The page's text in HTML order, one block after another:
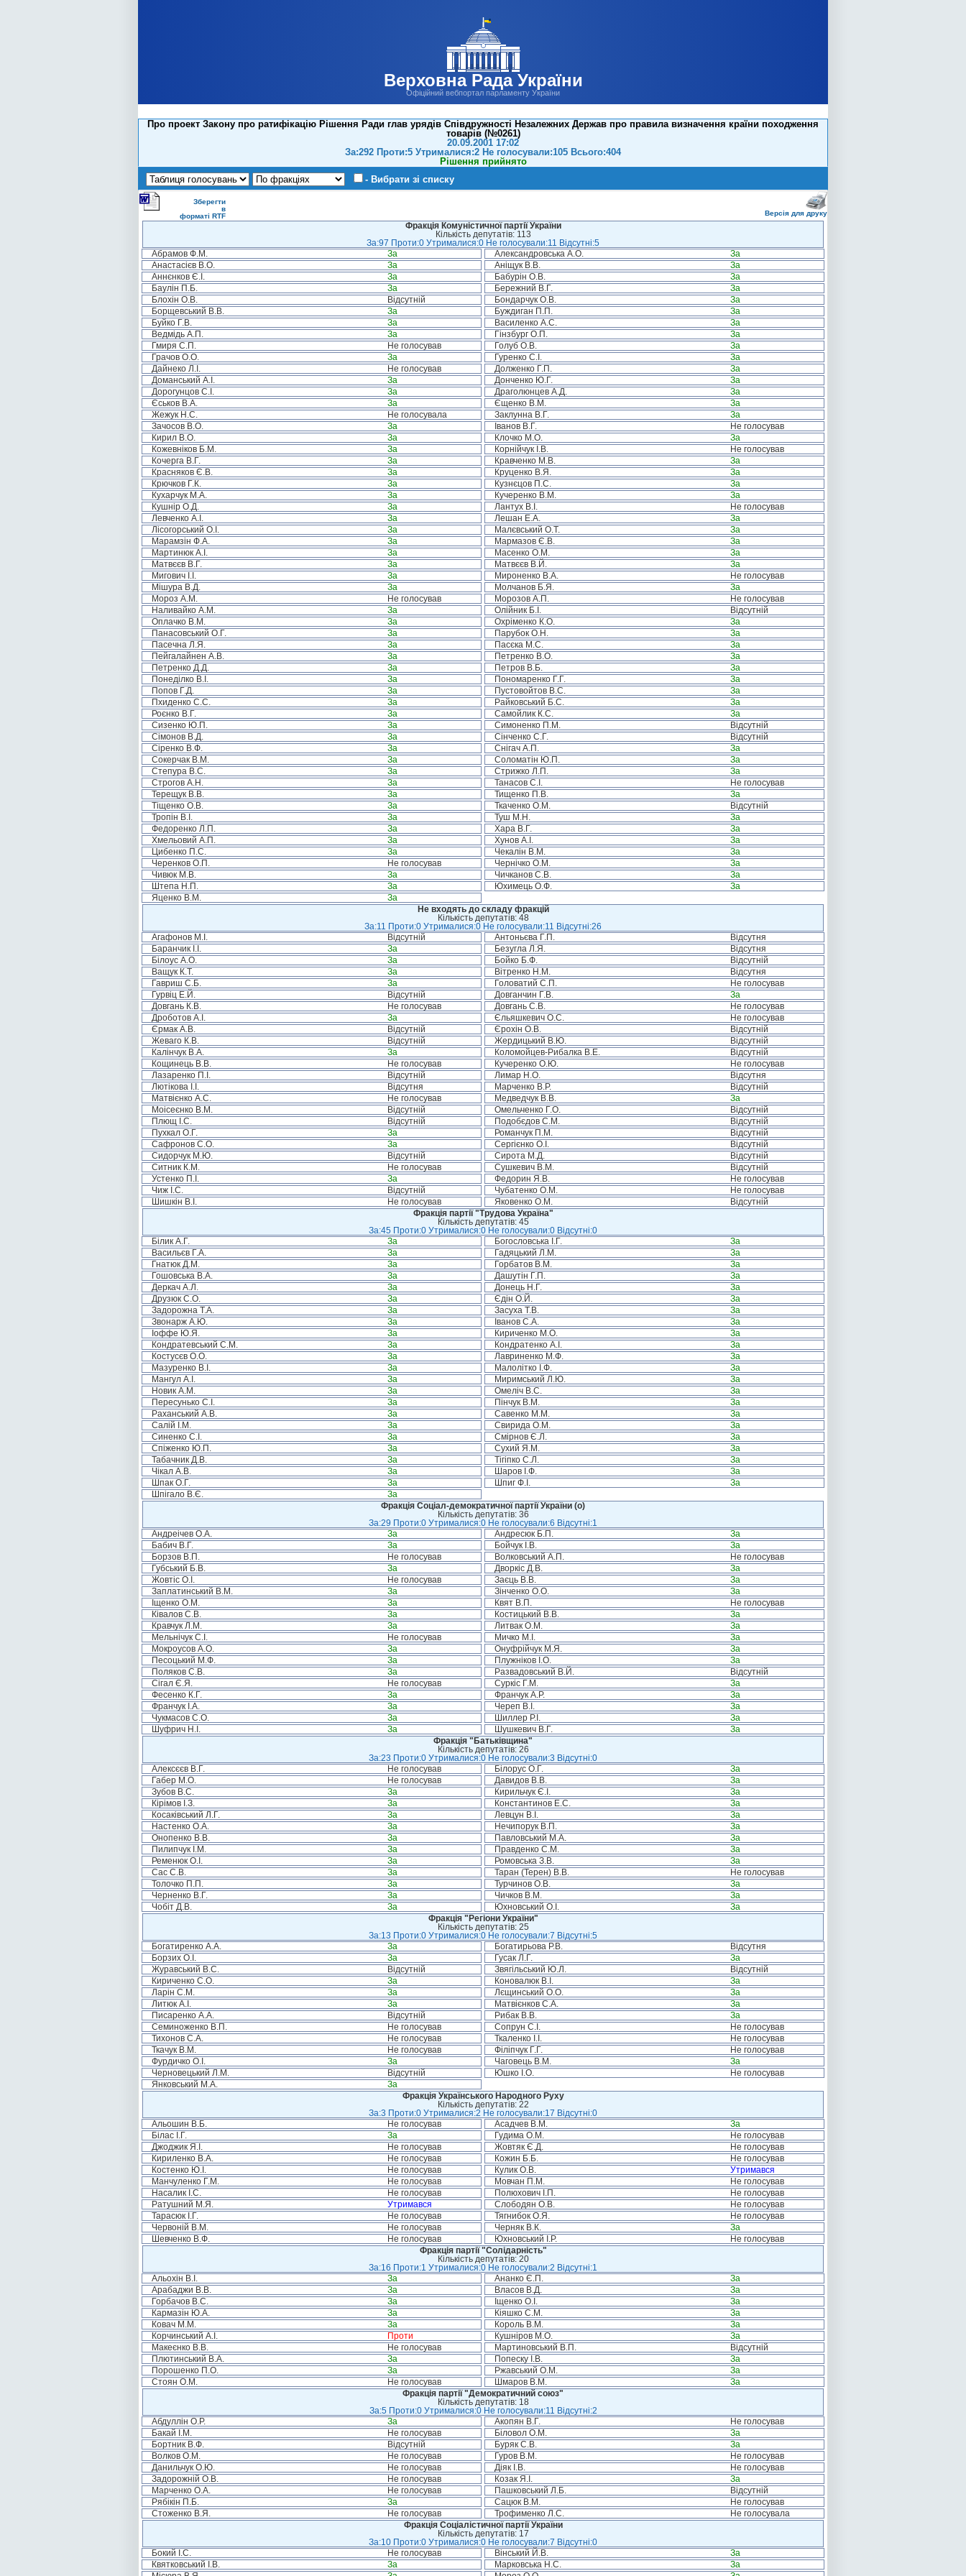
Верховна Рада України
Офіційний вебпортал парламенту України
Про проект Закону про ратифікацію Рішення Ради глав урядів Співдружності Незалежних Держав про правила визначення країни походження
товарів (№0261)
20.09.2001 17:02
За:292 Проти:5 Утрималися:2 Не голосували:105 Всього:404
Рішення прийнято
- Вибрати зі списку
Зберегти
в
форматі RTF
Версія для друку
Фракція Комуністичної партії України
Кількість депутатів: 113
За:97 Проти:0 Утрималися:0 Не голосували:11 Відсутні:5
Абрамов Ф.М.
За Александровська А.О.
За
Анастасієв В.О.
За Аніщук В.В.
За
Аннєнков Є.І.
За Бабурін О.В.
За
Баулін П.Б.
За Бережний В.Г.
За
Блохін О.В.
Відсутній Бондарчук О.В.
За
Борщевський В.В.
За Буждиган П.П.
За
Буйко Г.В.
За Василенко А.С.
За
Ведмідь А.П.
За Гінзбург О.П.
За
Гмиря С.П.
Не голосував Голуб О.В.
За
Грачов О.О.
За Гуренко С.І.
За
Дайнеко Л.І.
Не голосував Долженко Г.П.
За
Доманський А.І.
За Донченко Ю.Г.
За
Дорогунцов С.І.
За Драголюнцев А.Д.
За
Єськов В.А.
За Єщенко В.М.
За
Жежук Н.С.
Не голосувала Заклунна В.Г.
За
Зачосов В.О.
За Іванов В.Г.
Не голосував
Кирил В.О.
За Клочко М.О.
За
Кожевніков Б.М.
За Корнійчук І.В.
Не голосував
Кочерга В.Г.
За Кравченко М.В.
За
Красняков Є.В.
За Круценко В.Я.
За
Крючков Г.К.
За Кузнєцов П.С.
За
Кухарчук М.А.
За Кучеренко В.М.
За
Кушнір О.Д.
За Лантух В.І.
Не голосував
Левченко А.І.
За Лешан Е.А.
За
Лісогорський О.І.
За Малєвський О.Т.
За
Марамзін Ф.А.
За Мармазов Є.В.
За
Мартинюк А.І.
За Масенко О.М.
За
Матвєєв В.Г.
За Матвєєв В.Й.
За
Мигович І.І.
За Мироненко В.А.
Не голосував
Мішура В.Д.
За Молчанов Б.Я.
За
Мороз А.М.
Не голосував Морозов А.П.
Не голосував
Наливайко А.М.
За Олійник Б.І.
Відсутній
Оплачко В.М.
За Охріменко К.О.
За
Панасовський О.Г.
За Парубок О.Н.
За
Пасечна Л.Я.
За Пасєка М.С.
За
Пейгалайнен А.В.
За Петренко В.О.
За
Петренко Д.Д.
За Петров В.Б.
За
Понеділко В.І.
За Пономаренко Г.Г.
За
Попов Г.Д.
За Пустовойтов В.С.
За
Пхиденко С.С.
За Райковський Б.С.
За
Роєнко В.Г.
За Самойлик К.С.
За
Сизенко Ю.П.
За Симоненко П.М.
Відсутній
Сімонов В.Д.
За Сінченко С.Г.
Відсутній
Сіренко В.Ф.
За Снігач А.П.
За
Сокерчак В.М.
За Соломатін Ю.П.
За
Степура В.С.
За Стрижко Л.П.
За
Строгов А.Н.
За Танасов С.І.
Не голосував
Терещук В.В.
За Тищенко П.В.
За
Тіщенко О.В.
За Ткаченко О.М.
Відсутній
Тропін В.І.
За Туш М.Н.
За
Федоренко Л.П.
За Хара В.Г.
За
Хмельовий А.П.
За Хунов А.І.
За
Цибенко П.С.
За Чекалін В.М.
За
Черенков О.П.
Не голосував Чернічко О.М.
За
Чивюк М.В.
За Чичканов С.В.
За
Штепа Н.П.
За Юхимець О.Ф.
За
Яценко В.М.
За
Не входять до складу фракцій
Кількість депутатів: 48
За:11 Проти:0 Утрималися:0 Не голосували:11 Відсутні:26
Агафонов М.І.
Відсутній Антоньєва Г.П.
Відсутня
Баранчик І.І.
За Безугла Л.Я.
Відсутня
Білоус А.О.
За Бойко Б.Ф.
Відсутній
Ващук К.Т.
За Вітренко Н.М.
Відсутня
Гавриш С.Б.
За Головатий С.П.
Не голосував
Гурвіц Е.Й.
Відсутній Довганчин Г.В.
За
Довгань К.В.
Не голосував Довгань С.В.
Не голосував
Дроботов А.І.
За Єльяшкевич О.С.
Не голосував
Єрмак А.В.
Відсутній Єрохін О.В.
Відсутній
Жеваго К.В.
Відсутній Жердицький В.Ю.
Відсутній
Калінчук В.А.
За Коломойцев-Рибалка В.Е.
Відсутній
Кощинець В.В.
Не голосував Кучеренко О.Ю.
Не голосував
Лазаренко П.І.
Відсутній Лимар Н.О.
Відсутня
Лютікова І.І.
Відсутня Марченко В.Р.
Відсутній
Матвієнко А.С.
Не голосував Медведчук В.В.
За
Моісеєнко В.М.
Відсутній Омельченко Г.О.
Відсутній
Плющ І.С.
Відсутній Подобєдов С.М.
Відсутній
Пухкал О.Г.
За Романчук П.М.
Відсутній
Сафронов С.О.
За Сергієнко О.І.
Відсутній
Сидорчук М.Ю.
Відсутній Сирота М.Д.
Відсутній
Ситник К.М.
Не голосував Сушкевич В.М.
Відсутній
Устенко П.І.
За Федорин Я.В.
Не голосував
Чиж І.С.
Відсутній Чубатенко О.М.
Не голосував
Шишкін В.І.
Не голосував Яковенко О.М.
Відсутній
Фракція партії "Трудова Україна"
Кількість депутатів: 45
За:45 Проти:0 Утрималися:0 Не голосували:0 Відсутні:0
Білик А.Г.
За Богословська І.Г.
За
Васильєв Г.А.
За Гадяцький Л.М.
За
Гнатюк Д.М.
За Горбатов В.М.
За
Гошовська В.А.
За Дашутін Г.П.
За
Деркач А.Л.
За Донець Н.Г.
За
Друзюк С.О.
За Єдін О.Й.
За
Задорожна Т.А.
За Засуха Т.В.
За
Звонарж А.Ю.
За Іванов С.А.
За
Іоффе Ю.Я.
За Кириченко М.О.
За
Кондратевський С.М.
За Кондратенко А.І.
За
Костусєв О.О.
За Лавриненко М.Ф.
За
Мазуренко В.І.
За Малолітко І.Ф.
За
Мангул А.І.
За Миримський Л.Ю.
За
Новик А.М.
За Омеліч В.С.
За
Пересунько С.І.
За Пінчук В.М.
За
Раханський А.В.
За Савенко М.М.
За
Салій І.М.
За Свирида О.М.
За
Синенко С.І.
За Смірнов Є.Л.
За
Спіженко Ю.П.
За Сухий Я.М.
За
Табачник Д.В.
За Тігіпко С.Л.
За
Чікал А.В.
За Шаров І.Ф.
За
Шпак О.Г.
За Шпиг Ф.І.
За
Шпігало В.Є.
За
Фракція Соціал-демократичної партії України (о)
Кількість депутатів: 36
За:29 Проти:0 Утрималися:0 Не голосували:6 Відсутні:1
Андреічев О.А.
За Андресюк Б.П.
За
Бабич В.Г.
За Бойчук І.В.
За
Борзов В.П.
Не голосував Волковський А.П.
Не голосував
Губський Б.В.
За Дворкіс Д.В.
За
Жовтіс О.І.
Не голосував Заєць В.В.
За
Заплатинський В.М.
За Зінченко О.О.
За
Іщенко О.М.
За Квят В.П.
Не голосував
Ківалов С.В.
За Костицький В.В.
За
Кравчук Л.М.
За Литвак О.М.
За
Мельнічук С.І.
Не голосував Мичко М.І.
За
Мокроусов А.О.
За Онуфрійчук М.Я.
За
Песоцький М.Ф.
За Плужніков І.О.
За
Поляков С.В.
За Развадовський В.Й.
Відсутній
Сігал Є.Я.
Не голосував Суркіс Г.М.
За
Фесенко К.Г.
За Франчук А.Р.
За
Франчук І.А.
За Череп В.І.
За
Чукмасов С.О.
За Шиллер Р.І.
За
Шуфрич Н.І.
За Шушкевич В.Г.
За
Фракція "Батьківщина"
Кількість депутатів: 26
За:23 Проти:0 Утрималися:0 Не голосували:3 Відсутні:0
Алексєєв В.Г.
Не голосував Білорус О.Г.
За
Габер М.О.
Не голосував Давидов В.В.
За
Зубов В.С.
За Кирильчук Є.І.
За
Кірімов І.З.
За Константинов Е.С.
За
Косаківський Л.Г.
За Левцун В.І.
За
Настенко О.А.
За Нечипорук В.П.
За
Онопенко В.В.
За Павловський М.А.
За
Пилипчук І.М.
За Правденко С.М.
За
Ременюк О.І.
За Ромовська З.В.
За
Сас С.В.
За Таран (Терен) В.В.
Не голосував
Толочко П.П.
За Турчинов О.В.
За
Черненко В.Г.
За Чичков В.М.
За
Чобіт Д.В.
За Юхновський О.І.
За
Фракція "Регіони України"
Кількість депутатів: 25
За:13 Проти:0 Утрималися:0 Не голосували:7 Відсутні:5
Богатиренко А.А.
За Богатирьова Р.В.
Відсутня
Борзих О.І.
За Гусак Л.Г.
За
Журавський В.С.
Відсутній Звягільський Ю.Л.
Відсутній
Кириченко С.О.
За Коновалюк В.І.
За
Ларін С.М.
За Лєщинський О.О.
За
Литюк А.І.
За Матвієнков С.А.
За
Писаренко А.А.
Відсутній Рибак В.В.
За
Семиноженко В.П.
Не голосував Сопрун С.І.
Не голосував
Тихонов С.А.
Не голосував Ткаленко І.І.
Не голосував
Ткачук В.М.
Не голосував Філіпчук Г.Г.
Не голосував
Фурдичко О.І.
За Чаговець В.М.
За
Черновецький Л.М.
Відсутній Юшко І.О.
Не голосував
Янковський М.А.
За
Фракція Українського Народного Руху
Кількість депутатів: 22
За:3 Проти:0 Утрималися:2 Не голосували:17 Відсутні:0
Альошин В.Б.
Не голосував Асадчев В.М.
За
Білас І.Г.
За Гудима О.М.
Не голосував
Джоджик Я.І.
Не голосував Жовтяк Є.Д.
Не голосував
Кириленко В.А.
Не голосував Кожин Б.Б.
Не голосував
Костенко Ю.І.
Не голосував Кулик О.В.
Утримався
Манчуленко Г.М.
Не голосував Мовчан П.М.
Не голосував
Насалик І.С.
Не голосував Полюхович І.П.
Не голосував
Ратушний М.Я.
Утримався Слободян О.В.
Не голосував
Тарасюк І.Г.
Не голосував Тягнибок О.Я.
Не голосував
Червоній В.М.
Не голосував Черняк В.К.
За
Шевченко В.Ф.
Не голосував Юхновський І.Р.
Не голосував
Фракція партії "Солідарність"
Кількість депутатів: 20
За:16 Проти:1 Утрималися:0 Не голосували:2 Відсутні:1
Альохін В.І.
За Ананко Є.П.
За
Арабаджи В.В.
За Власов В.Д.
За
Горбачов В.С.
За Іщенко О.І.
За
Кармазін Ю.А.
За Кіяшко С.М.
За
Ковач М.М.
За Король В.М.
За
Корчинський А.І.
Проти Кушніров М.О.
За
Макеєнко В.В.
Не голосував Мартиновський В.П.
Відсутній
Плютинський В.А.
За Попеску І.В.
За
Порошенко П.О.
За Ржавський О.М.
За
Стоян О.М.
Не голосував Шмаров В.М.
За
Фракція партії "Демократичний союз"
Кількість депутатів: 18
За:5 Проти:0 Утрималися:0 Не голосували:11 Відсутні:2
Абдуллін О.Р.
За Акопян В.Г.
Не голосував
Бакай І.М.
Не голосував Біловол О.М.
За
Бортник В.Ф.
Відсутній Буряк С.В.
За
Волков О.М.
Не голосував Гуров В.М.
Не голосував
Данильчук О.Ю.
Не голосував Діяк І.В.
Не голосував
Задорожній О.В.
Не голосував Козак Я.І.
За
Марченко О.А.
Не голосував Пашковський Л.Б.
Відсутній
Рябікін П.Б.
За Сацюк В.М.
Не голосував
Стоженко В.Я.
Не голосував Трофименко Л.С.
Не голосувала
Фракція Соціалістичної партії України
Кількість депутатів: 17
За:10 Проти:0 Утрималися:0 Не голосували:7 Відсутні:0
Бокий І.С.
Не голосував Вінський Й.В.
За
Квятковський І.В.
За Марковська Н.С.
За